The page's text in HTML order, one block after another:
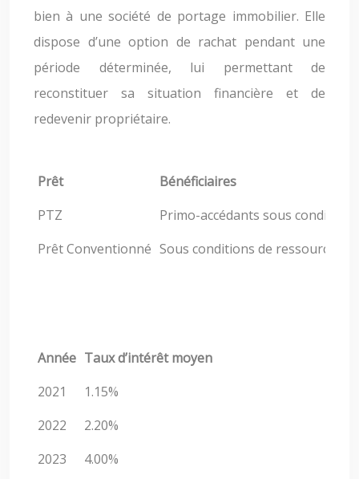
bien à une société de portage immobilier. Elle
dispose d’une option de rachat pendant une
période déterminée, lui permettant de
reconstituer sa situation financière et de
redevenir propriétaire.
Prêt
Bénéficiaires
PTZ
Primo-accédants sous
Prêt Conventionné Sous conditions de ressources
Année Taux d’intérêt moyen
2021
1.15%
2022
2.20%
2023
4.00%